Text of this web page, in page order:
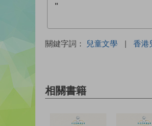
"
關鍵字詞： 兒童文學 | 香港
相關書籍